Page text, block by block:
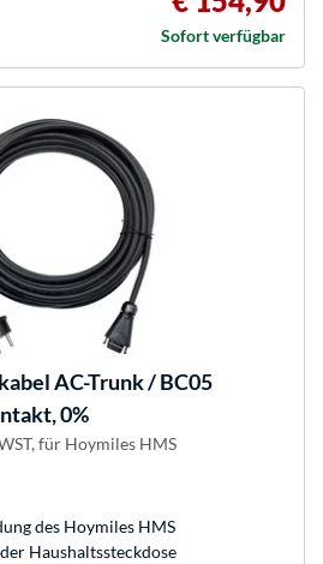
Sofort verfügbar
AC-Trunk / BC05
0%
für Hoymiles HMS
des Hoymiles HMS
Haushaltssteckdose